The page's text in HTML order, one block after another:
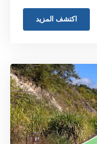
اكتشف المزيد